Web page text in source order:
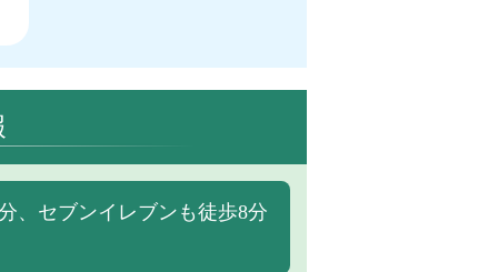
、セブンイレブンも徒歩8分